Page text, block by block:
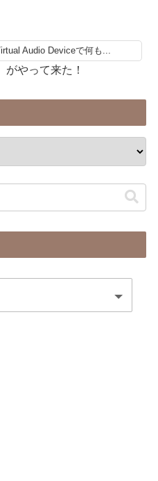
Audio Deviceで何も...
やって来た！